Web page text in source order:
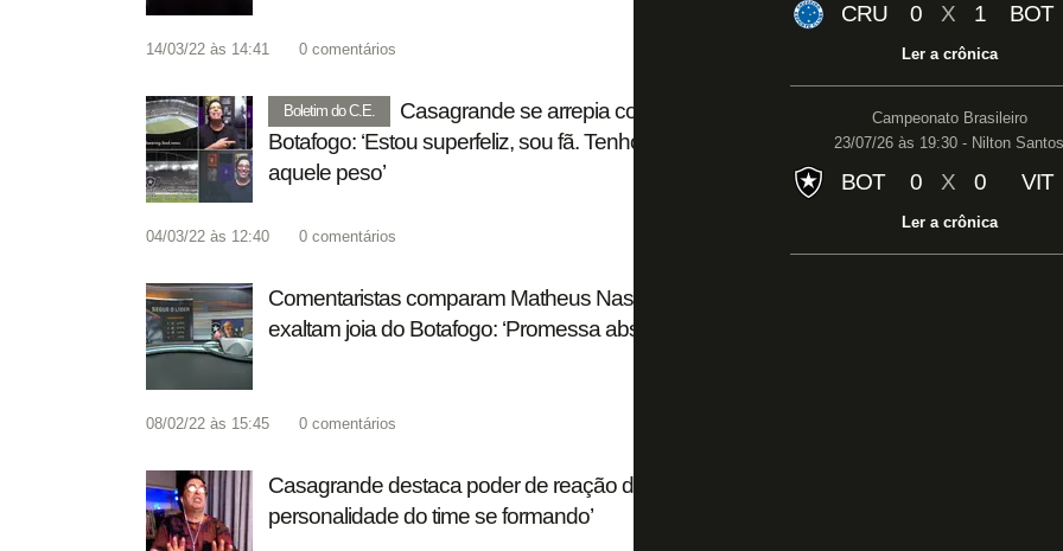
CRU 0 X 1 BOT
Ler a crônica
Campeonato Brasileiro
23/07/26 às 19:30 - Nilton Santos
BOT 0 X 0 VIT
Ler a crônica
14/03/22 às 14:41 0 comentários
Boletim do C.E.
Casagrande se arrepia com anúncio da SAF e enaltece
Botafogo: ‘Estou superfeliz, sou fã. Tenho certeza que a camisa vai voltar a ter
aquele peso’
04/03/22 às 12:40 0 comentários
Comentaristas comparam Matheus Nascimento a Mendonça e Casagrande e
exaltam joia do Botafogo: ‘Promessa absurda’
08/02/22 às 15:45 0 comentários
Casagrande destaca poder de reação do Botafogo em virada: ‘Mostra
personalidade do time se formando’